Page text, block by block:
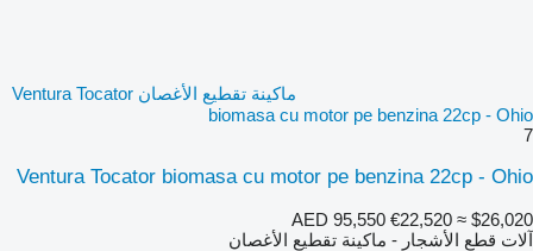
ماكينة تقطيع الأغصان Ventura Tocator
biomasa cu motor pe benzina 22cp - Ohio
7
Ventura Tocator biomasa cu motor pe benzina 22cp - Ohio
AED 95,550 €22,520 ≈ $26,020
آلات قطع الأشجار - ماكينة تقطيع الأغصان